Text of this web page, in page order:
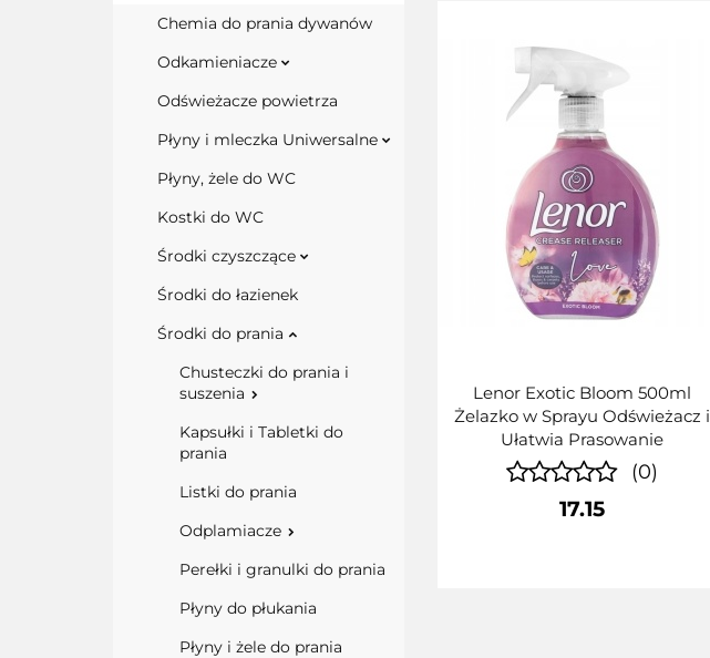
Chemia do prania dywanów
Odkamieniacze
Odświeżacze powietrza
Płyny i mleczka Uniwersalne
Płyny, żele do WC
Kostki do WC
Środki czyszczące
Środki do łazienek
Środki do prania
Chusteczki do prania i
suszenia
Kapsułki i Tabletki do
prania
Listki do prania
Odplamiacze
Perełki i granulki do prania
Płyny do płukania
Płyny i żele do prania
Lenor Exotic Bloom 500ml
Żelazko w Sprayu Odświeżacz i
Ułatwia Prasowanie
(0)
17.15